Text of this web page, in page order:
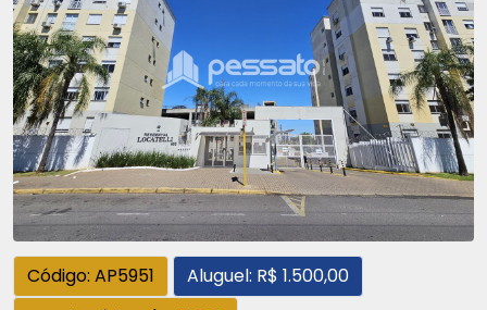
Código: AP5951
Aluguel: R$ 1.500,00